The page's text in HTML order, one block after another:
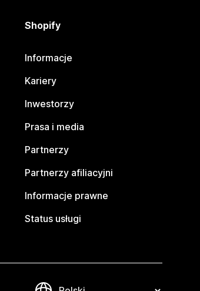
Shopify
Informacje
Kariery
Inwestorzy
Prasa i media
Partnerzy
Partnerzy afiliacyjni
Informacje prawne
Status usługi